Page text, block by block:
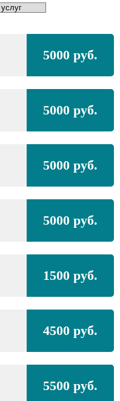
5000 руб.
5000 руб.
5000 руб.
5000 руб.
1500 руб.
4500 руб.
5500 руб.